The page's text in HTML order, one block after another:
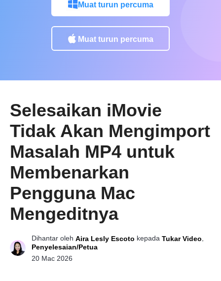
Muat turun percuma
Muat turun percuma
Selesaikan iMovie
Tidak Akan Mengimport
Masalah MP4 untuk
Membenarkan
Pengguna Mac
Mengeditnya
Dihantar oleh Aira Lesly Escoto kepada Tukar Video
Penyelesaian/Petua
20 Mac 2026